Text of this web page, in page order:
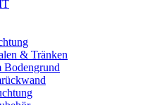
& Tränken
Bodengrund